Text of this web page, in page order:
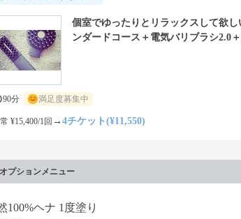
個室でゆったりとリラックスして欲
ンダードコース＋電気バリブラシ2.0
90分 満足度募集中
¥15,400/1回 → 4チケット(¥11,550)
プションメニュー
天然100%ヘナ 1度塗り